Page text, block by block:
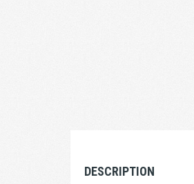
DESCRIPTION